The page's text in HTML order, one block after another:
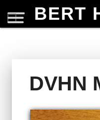
BERT
DVHN